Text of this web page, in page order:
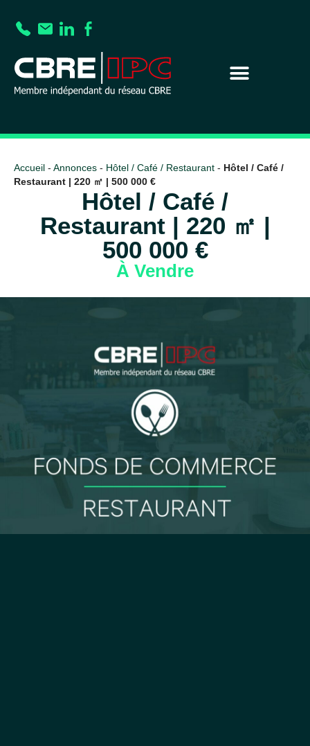
Accueil - Annonces - Hôtel / Café / Restaurant - Hôtel / Café /
Restaurant | 220 ㎡ | 500 000 €
Hôtel / Café /
Restaurant | 220 ㎡ |
500 000 €
À Vendre